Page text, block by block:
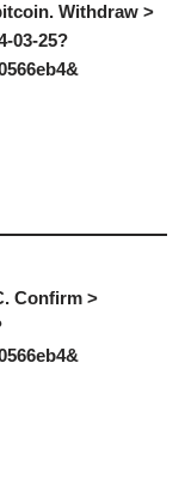
Withdraw >
03-25?
Confirm >